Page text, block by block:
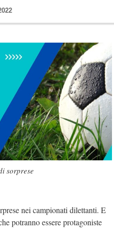
sorprese
nei campionati dilettanti. E
potranno essere protagoniste